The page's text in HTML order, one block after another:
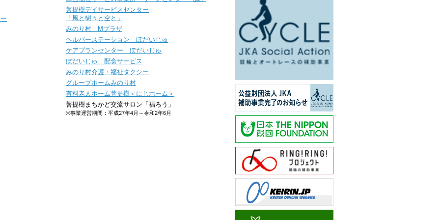
菩提樹デイサービスセンター
「風と樹々と空と」
みのり村 Mプラザ
ヘルパーステーション ぼだいじゅ
ケアプランセンター ぼだいじゅ
ぼだいじゅ 配食サービス
みのり村介護・福祉タクシー
グループホームみのり村
有料老人ホーム菩提樹＜にじホーム＞
菩提樹まちかど交流サロン「福ろう」
※事業運営期間：平成27年4月～令和2年6月